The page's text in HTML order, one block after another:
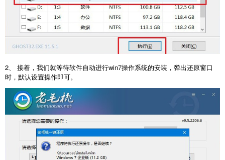
2、 接着，我们就等待软件自动进行win7操作系统的安装，弹出还原窗口
时，默认设置操作即可。